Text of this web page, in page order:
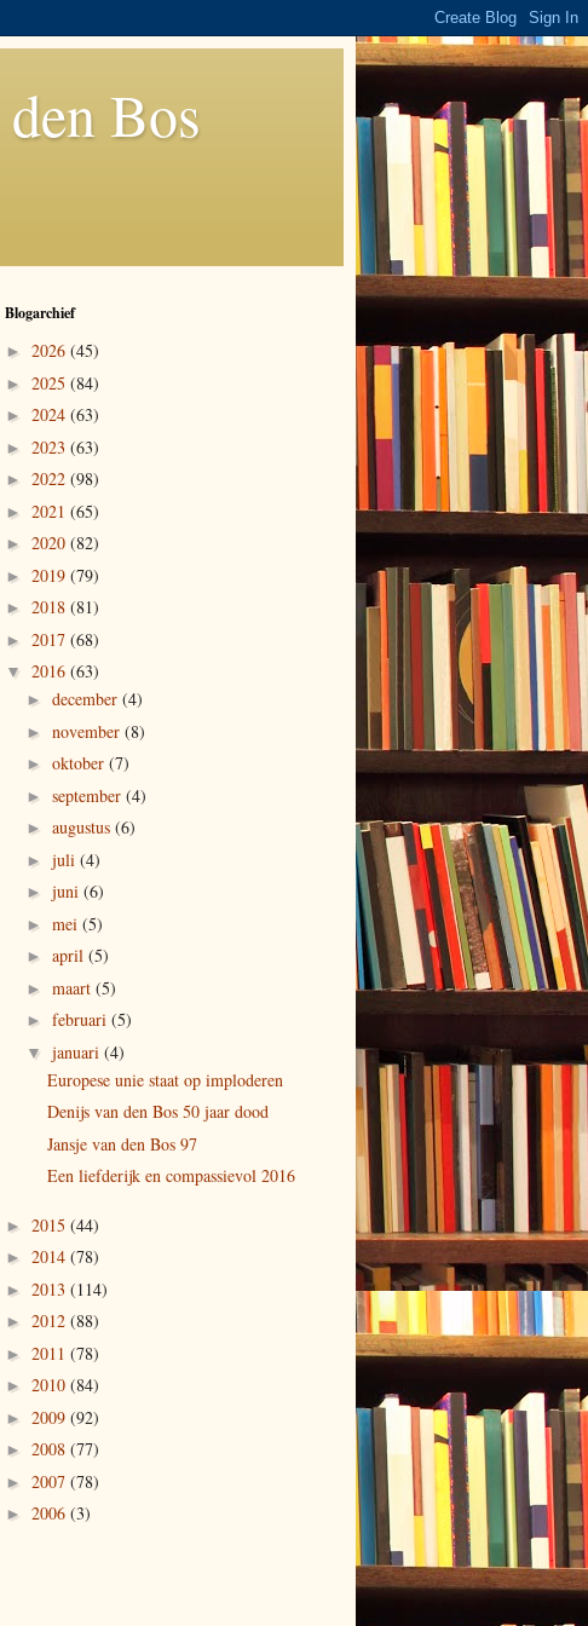
Bos
Blogarchief
► 2026 (45)
► 2025 (84)
► 2024 (63)
► 2023 (63)
► 2022 (98)
► 2021 (65)
► 2020 (82)
► 2019 (79)
► 2018 (81)
► 2017 (68)
▼ 2016 (63)
► december (4)
► november (8)
► oktober (7)
► september (4)
► augustus (6)
► juli (4)
► juni (6)
► mei (5)
► april (5)
► maart (5)
► februari (5)
▼ januari (4)
Europese unie staat op imploderen
Denijs van den Bos 50 jaar dood
Jansje van den Bos 97
Een liefderijk en compassievol 2016
► 2015 (44)
► 2014 (78)
► 2013 (114)
► 2012 (88)
► 2011 (78)
► 2010 (84)
► 2009 (92)
► 2008 (77)
► 2007 (78)
► 2006 (3)